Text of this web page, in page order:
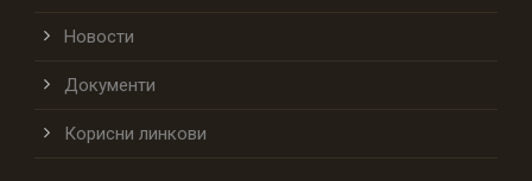
Новости
Документи
Корисни линкови